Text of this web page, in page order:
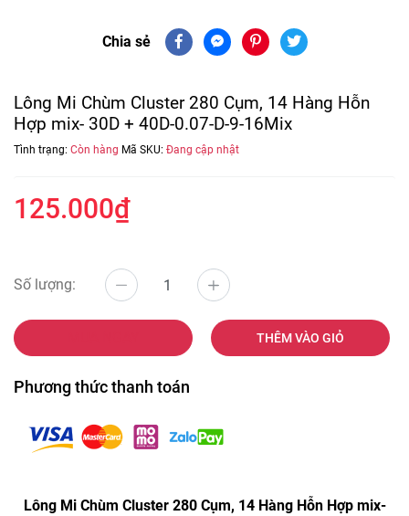
Chia sẻ
Lông Mi Chùm Cluster 280 Cụm, 14 Hàng Hỗn
Hợp mix- 30D + 40D-0.07-D-9-16Mix
Tình trạng: Còn hàng Mã SKU: Đang cập nhật
125.000₫
Số lượng:
THÊM VÀO GIỎ
Phương thức thanh toán
Lông Mi Chùm Cluster 280 Cụm, 14 Hàng Hỗn Hợp mix-